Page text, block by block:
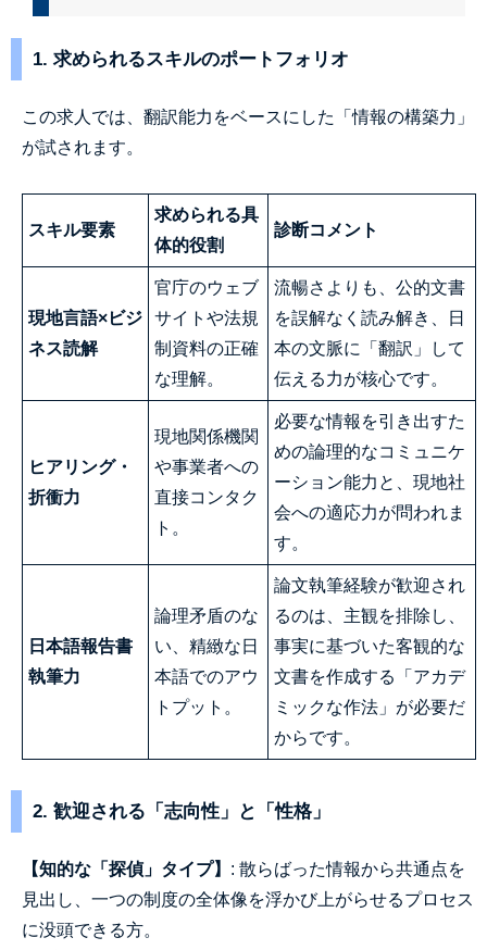
1. 求められるスキルのポートフォリオ
この求人では、翻訳能力をベースにした「情報の構築力」
が試されます。
スキル要素
求められる具
体的役割
診断コメント
現地言語×ビジ
ネス読解
官庁のウェブ
サイトや法規
制資料の正確
な理解。
流暢さよりも、公的文書
を誤解なく読み解き、日
本の文脈に「翻訳」して
伝える力が核心です。
ヒアリング・
折衝力
現地関係機関
や事業者への
直接コンタク
ト。
必要な情報を引き出すた
めの論理的なコミュニケ
ーション能力と、現地社
会への適応力が問われま
す。
日本語報告書
執筆力
論理矛盾のな
い、精緻な日
本語でのアウ
トプット。
論文執筆経験が歓迎され
るのは、主観を排除し、
事実に基づいた客観的な
文書を作成する「アカデ
ミックな作法」が必要だ
からです。
2. 歓迎される「志向性」と「性格」
【知的な「探偵」タイプ】 : 散らばった情報から共通点を
見出し、一つの制度の全体像を浮かび上がらせるプロセス
に没頭できる方。